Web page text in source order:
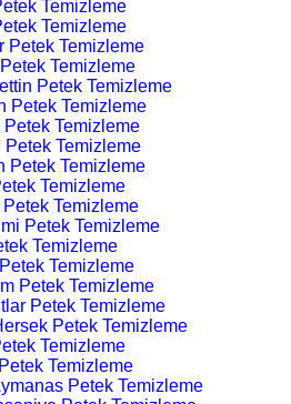
Temizleme
Temizleme
Petek Temizleme
Temizleme
Petek Temizleme
Petek Temizleme
Temizleme
Petek Temizleme
Petek Temizleme
Temizleme
Petek Temizleme
Petek Temizleme
Temizleme
Temizleme
Petek Temizleme
Petek Temizleme
Petek Temizleme
Temizleme
Temizleme
Petek Temizleme